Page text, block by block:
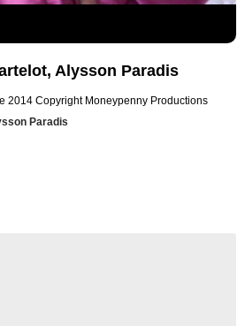
Alysson Paradis
2014 Copyright Moneypenny Productions
Paradis